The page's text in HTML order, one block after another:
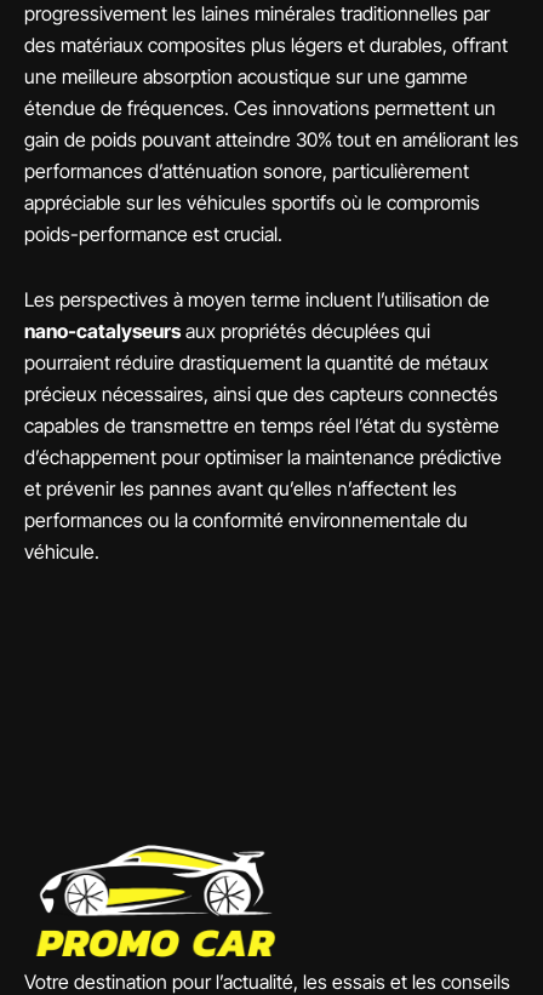
progressivement les laines minérales traditionnelles par
des matériaux composites plus légers et durables, offrant
une meilleure absorption acoustique sur une gamme
étendue de fréquences. Ces innovations permettent un
gain de poids pouvant atteindre 30% tout en améliorant les
performances d’atténuation sonore, particulièrement
appréciable sur les véhicules sportifs où le compromis
poids-performance est crucial.
Les perspectives à moyen terme incluent l’utilisation de
nano-catalyseursaux propriétés décuplées qui
pourraient réduire drastiquement la quantité de métaux
précieux nécessaires, ainsi que des capteurs connectés
capables de transmettre en temps réel l’état du système
d’échappement pour optimiser la maintenance prédictive
et prévenir les pannes avant qu’elles n’affectent les
performances ou la conformité environnementale du
véhicule.
Votre destination pour l’actualité, les essais et les conseils